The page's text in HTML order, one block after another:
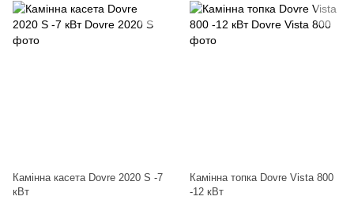
Камінна касета Dovre 2020 S -7
кВт
Камінна топка Dovre Vista 800
-12 кВт